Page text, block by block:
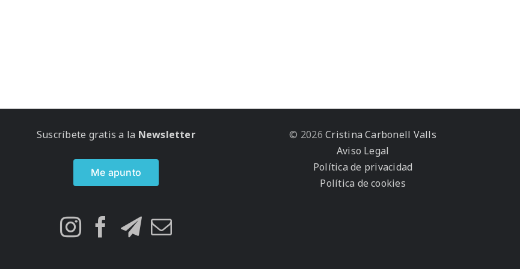
Suscríbete gratis a la Newsletter
Me apunto
© 2026 Cristina Carbonell Valls
Aviso Legal
Política de privacidad
Política de cookies